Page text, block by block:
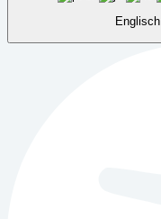
Englisch